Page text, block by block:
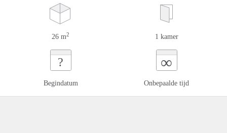
26 m2 1 kamer
?
Begindatum
∞
Onbepaalde tijd